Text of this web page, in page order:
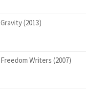
Gravity (2013)
Freedom Writers (2007)